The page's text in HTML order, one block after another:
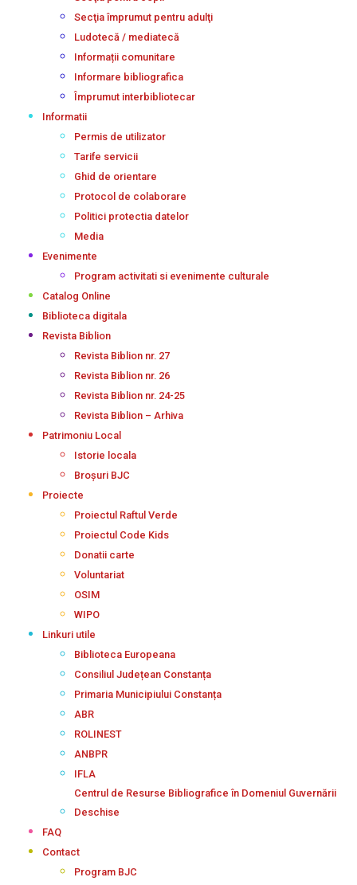
Secţia împrumut pentru adulţi
Ludotecă / mediatecă
Informații comunitare
Informare bibliografica
Împrumut interbibliotecar
Informatii
Permis de utilizator
Tarife servicii
Ghid de orientare
Protocol de colaborare
Politici protectia datelor
Media
Evenimente
Program activitati si evenimente culturale
Catalog Online
Biblioteca digitala
Revista Biblion
Revista Biblion nr. 27
Revista Biblion nr. 26
Revista Biblion nr. 24-25
Revista Biblion – Arhiva
Patrimoniu Local
Istorie locala
Broșuri BJC
Proiecte
Proiectul Raftul Verde
Proiectul Code Kids
Donatii carte
Voluntariat
OSIM
WIPO
Linkuri utile
Biblioteca Europeana
Consiliul Județean Constanța
Primaria Municipiului Constanța
ABR
ROLINEST
ANBPR
IFLA
Centrul de Resurse Bibliografice în Domeniul Guvernării
Deschise
FAQ
Contact
Program BJC